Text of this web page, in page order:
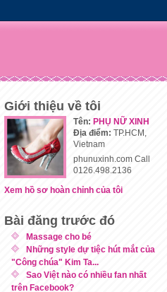
Giới thiệu về tôi
Tên: PHỤ NỮ XINH
Địa điểm: TP.HCM,
Vietnam
phunuxinh.com Call
0126.498.2136
Xem hồ sơ hoàn chỉnh của tôi
Bài đăng trước đó
Massage cho bé
Những style dự tiệc hút mắt của
"Công chúa" Kim Ta...
Sao Việt nào có nhiều fan nhất
trên Facebook?